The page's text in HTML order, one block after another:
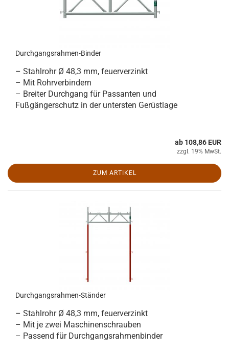
Durchgangsrahmen-Binder
– Stahlrohr Ø 48,3 mm, feuerverzinkt
– Mit Rohrverbindern
– Breiter Durchgang für Passanten und
Fußgängerschutz in der untersten Gerüstlage
ab 108,86 EUR
zzgl. 19% MwSt.
ZUM ARTIKEL
Durchgangsrahmen-Ständer
– Stahlrohr Ø 48,3 mm, feuerverzinkt
– Mit je zwei Maschinenschrauben
– Passend für Durchgangsrahmenbinder